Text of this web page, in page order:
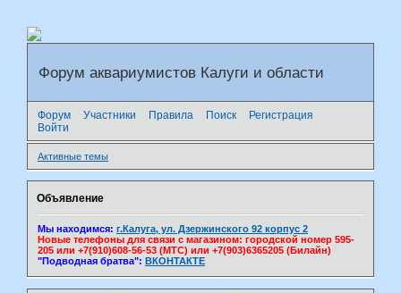
Форум аквариумистов Калуги и области
Форум Участники Правила Поиск
Регистрация
Войти
Активные темы
Объявление
Мы находимся: г.Калуга, ул. Дзержинского 92 корпус 2
Новые телефоны для связи с магазином: городской номер 595-
205 или +7(910)608-56-53 (МТС) или +7(903)6365205 (Билайн)
"Подводная братва": ВКОНТАКТЕ